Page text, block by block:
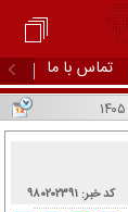
تماس با ما
کد خبر: ۹۸۰۲۰۲۳۹۱